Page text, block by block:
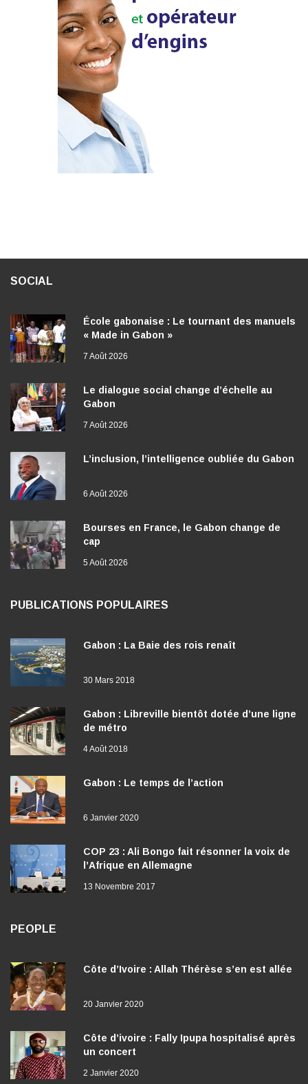
SOCIAL
École gabonaise : Le tournant des manuels
« Made in Gabon »
7 Août 2026
Le dialogue social change d’échelle au
Gabon
7 Août 2026
L’inclusion, l’intelligence oubliée du Gabon
6 Août 2026
Bourses en France, le Gabon change de
cap
5 Août 2026
PUBLICATIONS POPULAIRES
Gabon : La Baie des rois renaît
30 Mars 2018
Gabon : Libreville bientôt dotée d’une ligne
de métro
4 Août 2018
Gabon : Le temps de l’action
6 Janvier 2020
COP 23 : Ali Bongo fait résonner la voix de
l’Afrique en Allemagne
13 Novembre 2017
PEOPLE
Côte d’Ivoire : Allah Thérèse s’en est allée
20 Janvier 2020
Côte d’ivoire : Fally Ipupa hospitalisé après
un concert
2 Janvier 2020